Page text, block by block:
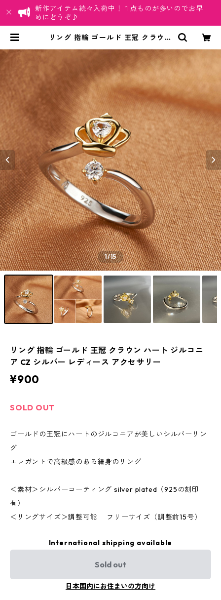
新作アイテム続々入荷中！１点ものが多いのでお早
めにどうぞ♪
リング 指輪 ゴールド 王冠 クラウン
ディース アクセサリー | ちゅらネッ
ト「にふぇーでーびる」
1/15
リング 指輪 ゴールド 王冠 クラウン ハート ジルコニ
ア CZ シルバー レディース アクセサリー
¥900
SOLD OUT
ゴールドの王冠にハートのジルコニアが美しいシルバーリン
グ
エレガントで高級感のある細身のリング
＜素材＞シルバーコーティング silver plated（925の刻印
有）
＜リングサイズ＞調整可能 フリーサイズ（調整前15号）
International shipping available
Sold out
日本国内にお住まいの方向け